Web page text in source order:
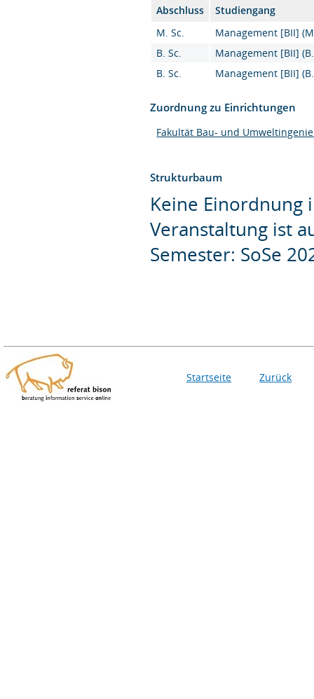
Abschluss
Studiengang
M. Sc.
Management [BII]
B. Sc.
Management [BII]
B. Sc.
Management [BII]
Zuordnung zu Einrichtungen
Fakultät Bau- und
Strukturbaum
Keine Einordnung
Veranstaltung ist
Semester: SoSe
Startseite Zurück